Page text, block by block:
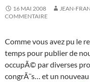
16 MAI 2008 JEAN-
COMMENTAIRE
Comme vous avez pu le
temps pour publier de
occupÃ© par diverses
congrÃ¨s… et un